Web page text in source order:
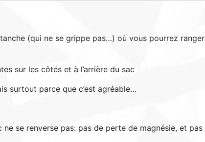
(qui ne se grippe pas…) où vous pourrez
sur les côtés et à l’arrière du sac
surtout parce que c’est agréable…
se renverse pas: pas de perte de magnésie, et